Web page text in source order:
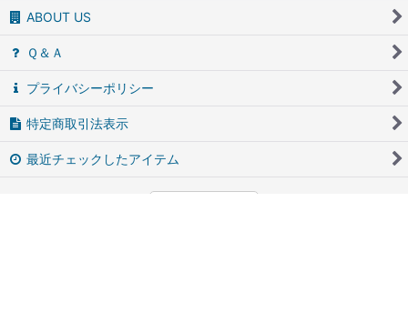
ABOUT US
Ｑ＆Ａ
プライバシーポリシー
特定商取引法表示
最近チェックしたアイテム